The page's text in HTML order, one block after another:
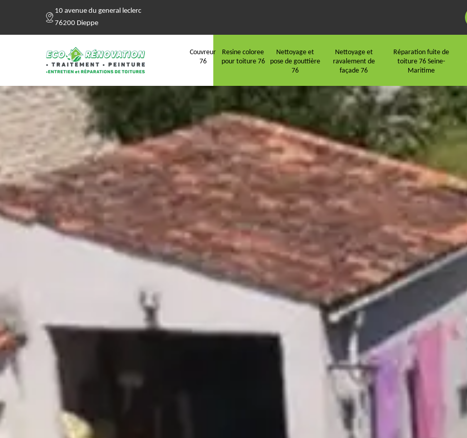
10 avenue du general leclerc
76200 Dieppe
Couvreur
76
Resine coloree
pour toiture 76
Nettoyage et
pose de gouttière
76
Nettoyage et
ravalement de
façade 76
Réparation fuite de
toiture 76 Seine-
Maritime